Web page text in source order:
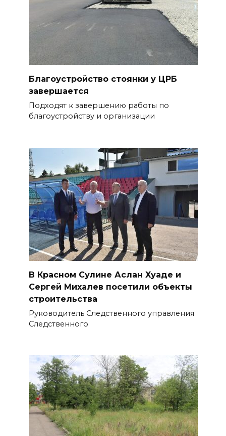
Благоустройство стоянки у ЦРБ
завершается
Подходят к завершению работы по
благоустройству и организации
В Красном Сулине Аслан Хуаде и
Сергей Михалев посетили объекты
строительства
Руководитель Следственного управления
Следственного